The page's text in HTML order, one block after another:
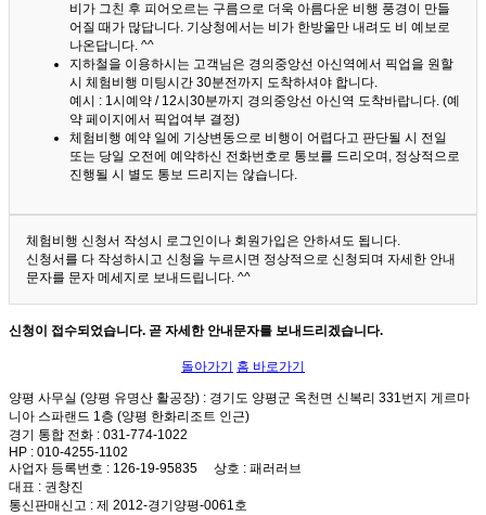
비가 그친 후 피어오르는 구름으로 더욱 아름다운 비행 풍경이 만들
어질 때가 많답니다. 기상청에서는 비가 한방울만 내려도 비 예보로
나온답니다. ^^
지하철을 이용하시는 고객님은 경의중앙선 아신역에서 픽업을 원할
시 체험비행 미팅시간 30분전까지 도착하셔야 합니다.
예시 : 1시예약 / 12시30분까지 경의중앙선 아신역 도착바랍니다. (예
약 페이지에서 픽업여부 결정)
체험비행 예약 일에 기상변동으로 비행이 어렵다고 판단될 시 전일
또는 당일 오전에 예약하신 전화번호로 통보를 드리오며, 정상적으로
진행될 시 별도 통보 드리지는 않습니다.
체험비행 신청서 작성시 로그인이나 회원가입은 안하셔도 됩니다.
신청서를 다 작성하시고 신청을 누르시면 정상적으로 신청되며 자세한 안내
문자를 문자 메세지로 보내드립니다. ^^
신청이 접수되었습니다. 곧 자세한 안내문자를 보내드리겠습니다.
돌아가기 홈 바로가기
양평 사무실 (양평 유명산 활공장) : 경기도 양평군 옥천면 신복리 331번지 게르마
니아 스파랜드 1층 (양평 한화리조트 인근)
경기 통합 전화 : 031-774-1022
HP : 010-4255-1102
사업자 등록번호 : 126-19-95835 상호 : 패러러브
대표 : 권창진
통신판매신고 : 제 2012-경기양평-0061호